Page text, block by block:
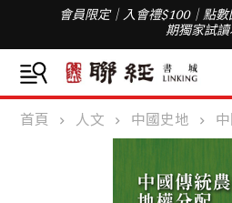
會員限定｜入會禮$100｜點
期獨家試讀
首頁 人文 中國史地